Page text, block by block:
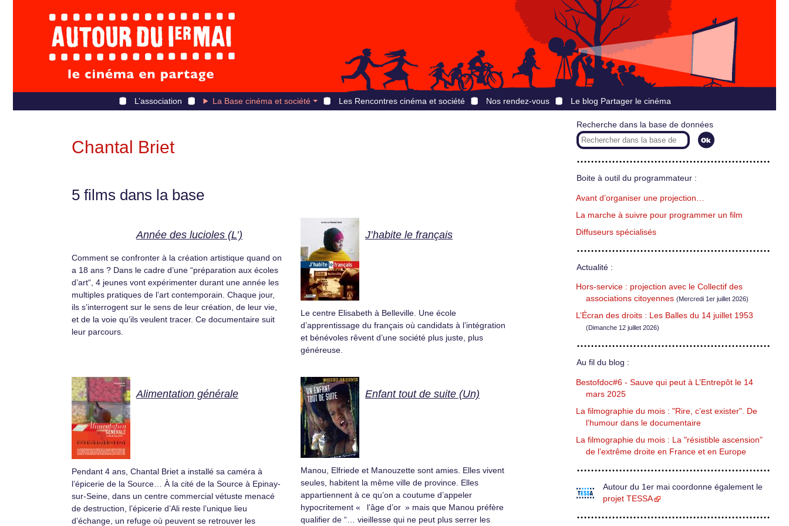
L’association La Base cinéma et société Les Rencontres cinéma et société Nos rendez-vous Le blog Partager le cinéma
Chantal Briet
5 films dans la base
Année des lucioles (L’)
Comment se confronter à la création artistique quand on
a 18 ans ? Dans le cadre d’une “préparation aux écoles
d’art“, 4 jeunes vont expérimenter durant une année les
multiples pratiques de l’art contemporain. Chaque jour,
ils s’interrogent sur le sens de leur création, de leur vie,
et de la voie qu’ils veulent tracer. Ce documentaire suit
leur parcours.
J’habite le français
Le centre Elisabeth à Belleville. Une école
d’apprentissage du français où candidats à l’intégration
et bénévoles rêvent d’une société plus juste, plus
généreuse.
Alimentation générale
Pendant 4 ans, Chantal Briet a installé sa caméra à
l’épicerie de la Source… À la cité de la Source à Epinay-
sur-Seine, dans un centre commercial vétuste menacé
de destruction, l’épicerie d’Ali reste l’unique lieu
d’échange, un refuge où peuvent se retrouver les
Enfant tout de suite (Un)
Manou, Elfriede et Manouzette sont amies. Elles vivent
seules, habitent la même ville de province. Elles
appartiennent à ce qu’on a coutume d’appeler
hypocritement « l’âge d’or » mais que Manou préfère
qualifier de “… vieillesse qui ne peut plus serrer les
Recherche dans la base de données
Boite à outil du programmateur :
Avant d’organiser une projection…
La marche à suivre pour programmer un film
Diffuseurs spécialisés
Actualité :
Hors-service : projection avec le Collectif des
associations citoyennes (Mercredi 1er juillet 2026)
L’Écran des droits : Les Balles du 14 juillet 1953
(Dimanche 12 juillet 2026)
Au fil du blog :
Bestofdoc#6 - Sauve qui peut à L’Entrepôt le 14
mars 2025
La filmographie du mois : "Rire, c’est exister". De
l’humour dans le documentaire
La filmographie du mois : La "résistible ascension"
de l’extrême droite en France et en Europe
Autour du 1er mai coordonne également le
projet TESSA